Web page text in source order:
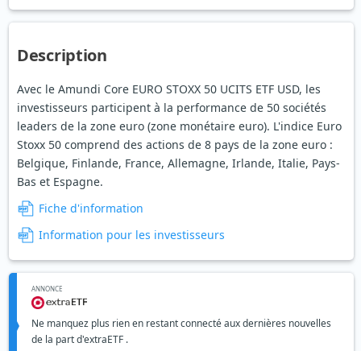
Description
Avec le Amundi Core EURO STOXX 50 UCITS ETF USD, les
investisseurs participent à la performance de 50 sociétés
leaders de la zone euro (zone monétaire euro). L'indice Euro
Stoxx 50 comprend des actions de 8 pays de la zone euro :
Belgique, Finlande, France, Allemagne, Irlande, Italie, Pays-
Bas et Espagne.
Fiche d'information
Information pour les investisseurs
ANNONCE
Ne manquez plus rien en restant connecté aux dernières nouvelles
de la part d'extraETF .